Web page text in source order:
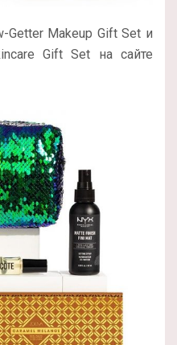
Getter Makeup Gift Set и
Gift Set на сайте